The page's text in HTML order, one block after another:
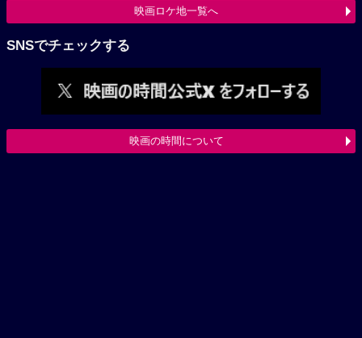
映画ロケ地一覧へ
SNSでチェックする
映画の時間について